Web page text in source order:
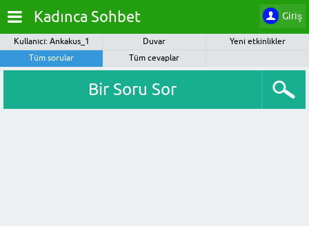
Giriş
Kadınca Sohbet
Kullanıcı: Ankakus_1 Duvar
Yeni etkinlikler
Tüm sorular
Tüm cevaplar
Bir Soru Sor